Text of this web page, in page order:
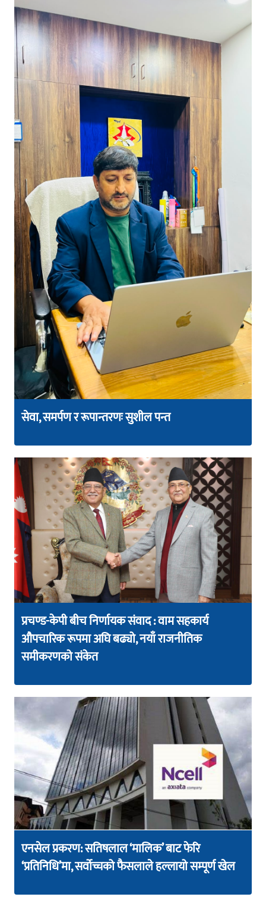
सेवा, समर्पण र रूपान्तरणः सुशील पन्त
प्रचण्ड-केपी बीच निर्णायक संवाद : वाम सहकार्य
औपचारिक रूपमा अघि बढ्यो, नयाँ राजनीतिक
समीकरणको संकेत
एनसेल प्रकरण: सतिषलाल ‘मालिक’ बाट फेरि
‘प्रतिनिधि’मा, सर्वोच्चको फैसलाले हल्लायो सम्पूर्ण खेल